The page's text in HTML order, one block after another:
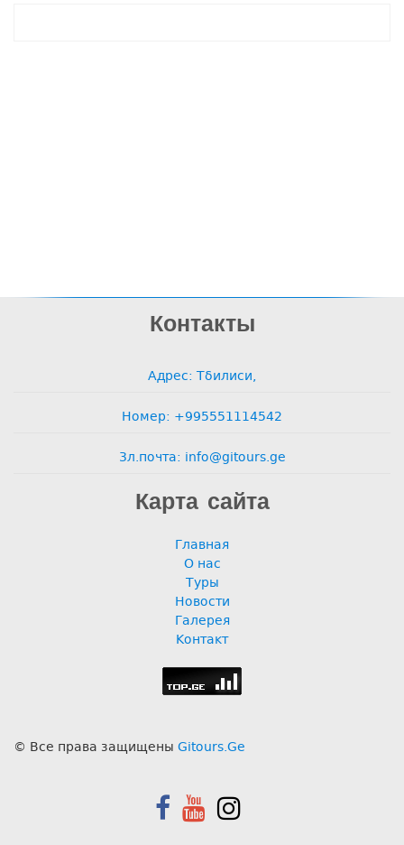
Контакты
Адрес: Тбилиси,
Номер: +995551114542
Зл.почта: info@gitours.ge
Карта сайта
Главная
О нас
Туры
Новости
Галерея
Контакт
© Все права защищены Gitours.Ge